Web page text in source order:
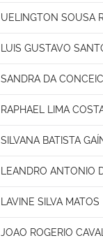
UELINGTON SOUSA
LUIS GUSTAVO
SANDRA DA
RAPHAEL LIMA
SILVANA BATISTA
LEANDRO ANTONIO
LAVINE SILVA MATOS
JOAO ROGERIO